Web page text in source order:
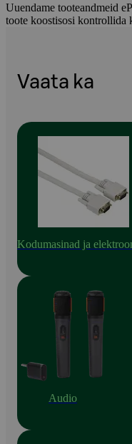
Uuendame tooteandmeid
toote koostisosi kontrollida
Vaata ka
Kodumasinad ja
Audio